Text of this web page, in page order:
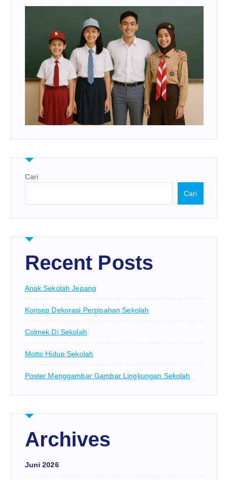
Cari
Cari
Recent Posts
Anak Sekolah Jepang
Konsep Dekorasi Perpisahan Sekolah
Colmek Di Sekolah
Motto Hidup Sekolah
Poster Menggambar Gambar Lingkungan Sekolah
Archives
Juni 2026